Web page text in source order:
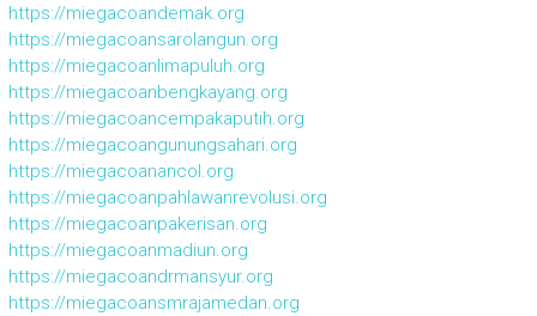
https://miegacoandemak.org
https://miegacoansarolangun.org
https://miegacoanlimapuluh.org
https://miegacoanbengkayang.org
https://miegacoancempakaputih.org
https://miegacoangunungsahari.org
https://miegacoanancol.org
https://miegacoanpahlawanrevolusi.org
https://miegacoanpakerisan.org
https://miegacoanmadiun.org
https://miegacoandrmansyur.org
https://miegacoansmrajamedan.org